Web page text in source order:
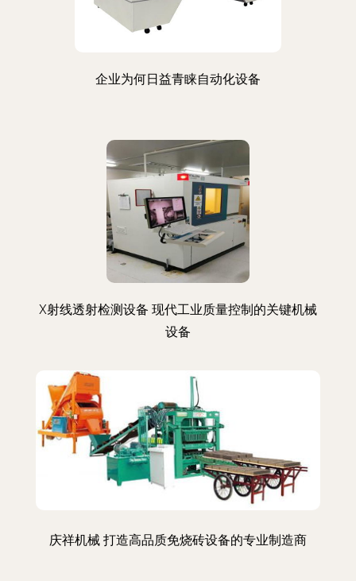
企业为何日益青睐自动化设备
X射线透射检测设备 现代工业质量控制的关键机械
设备
庆祥机械 打造高品质免烧砖设备的专业制造商